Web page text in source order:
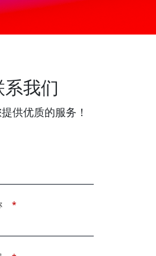
系我们
供优质的服务！
*